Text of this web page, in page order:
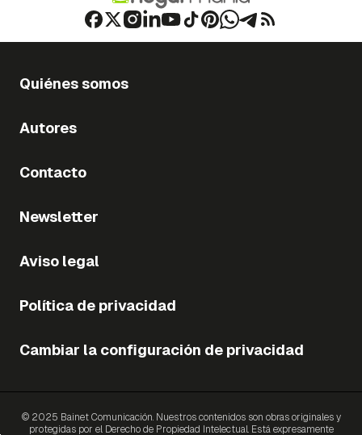
Quiénes somos
Autores
Contacto
Newsletter
Aviso legal
Política de privacidad
Cambiar la configuración de privacidad
© 2025 Bainet Comunicación. Nuestros contenidos son obras originales y
protegidas por el Derecho de Propiedad Intelectual. Está expresamente